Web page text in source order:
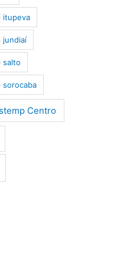
itupeva
jundiaí
salto
sorocaba
Centro